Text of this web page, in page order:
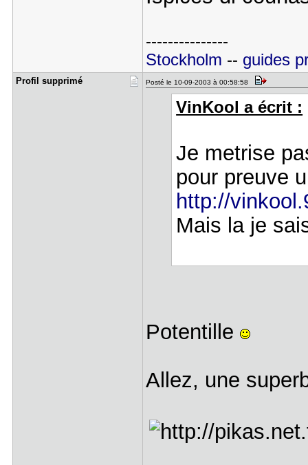
---------------
Stockholm -- guides
Profil sup​primé Posté le 10-09-2003 à 00:58:58
VinKool a écrit :
Je metrise
pour preuve
http://
Mais la je
Potentille
Allez, une